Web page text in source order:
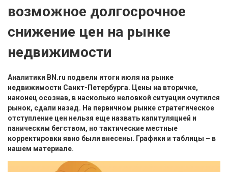
возможное долгосрочное
снижение цен на рынке
недвижимости
Аналитики BN.ru подвели итоги июля на рынке
недвижимости Санкт-Петербурга. Цены на вторичке,
наконец осознав, в насколько неловкой ситуации очутился
рынок, сдали назад. На первичном рынке стратегическое
отступление цен нельзя еще назвать капитуляцией и
паническим бегством, но тактические местные
корректировки явно были внесены. Графики и таблицы – в
нашем материале.